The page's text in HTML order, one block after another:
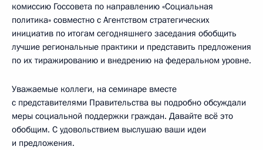
комиссию Госсовета по направлению «Социальная
политика» совместно с Агентством стратегических
инициатив по итогам сегодняшнего заседания обобщить
лучшие региональные практики и представить предложения
по их тиражированию и внедрению на федеральном уровне.
Уважаемые коллеги, на семинаре вместе
с представителями Правительства вы подробно обсуждали
меры социальной поддержки граждан. Давайте всё это
обобщим. С удовольствием выслушаю ваши идеи
и предложения.